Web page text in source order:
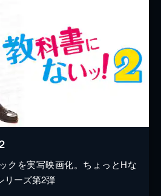
クを実写映画化。ちょっとHな
リーズ第2弾